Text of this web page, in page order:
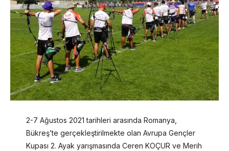
2-7 Ağustos 2021 tarihleri arasında Romanya,
Bükreş’te gerçekleştirilmekte olan Avrupa Gençler
Kupası 2. Ayak yarışmasında Ceren KOÇUR ve Merih